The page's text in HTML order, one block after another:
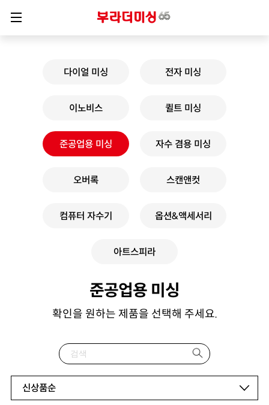
다이얼 미싱 전자 미싱
이노비스 퀼트 미싱
준공업용 미싱 자수 겸용 미싱
오버록 스캔앤컷
컴퓨터 자수기 옵션&액세서리
아트스피라
준공업용 미싱
확인을 원하는 제품을 선택해 주세요.
신상품순